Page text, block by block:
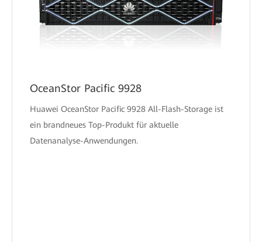
OceanStor Pacific 9928
Huawei OceanStor Pacific 9928 All-Flash-Storage ist
ein brandneues Top-Produkt für aktuelle
Datenanalyse-Anwendungen.